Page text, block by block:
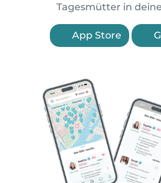
Tagesmütter in
App Store